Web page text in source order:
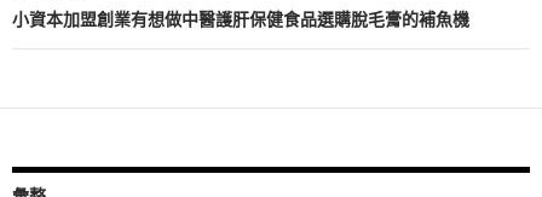
覽
小資本加盟創業有想做中醫護肝保健食品選購脫毛膏的補魚機